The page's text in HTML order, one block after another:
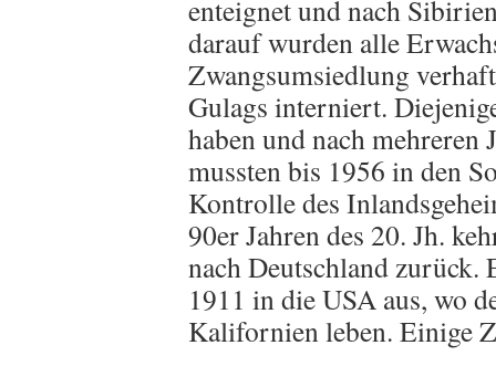
enteignet und nach
darauf wurden alle
Zwangsumsiedlung
Gulags interniert.
haben und nach mehreren
mussten bis 1956 in den
Kontrolle des
90er Jahren des 20. Jh.
nach Deutschland zurück.
1911 in die USA aus, wo
Kalifornien leben. Einige